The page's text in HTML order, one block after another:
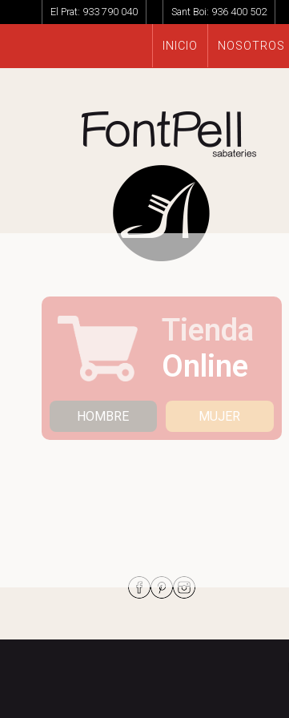
El Prat: 933 790 040 Sant Boi: 936 400 502
INICIO NOSOTROS
Tienda
Online
HOMBRE MUJER